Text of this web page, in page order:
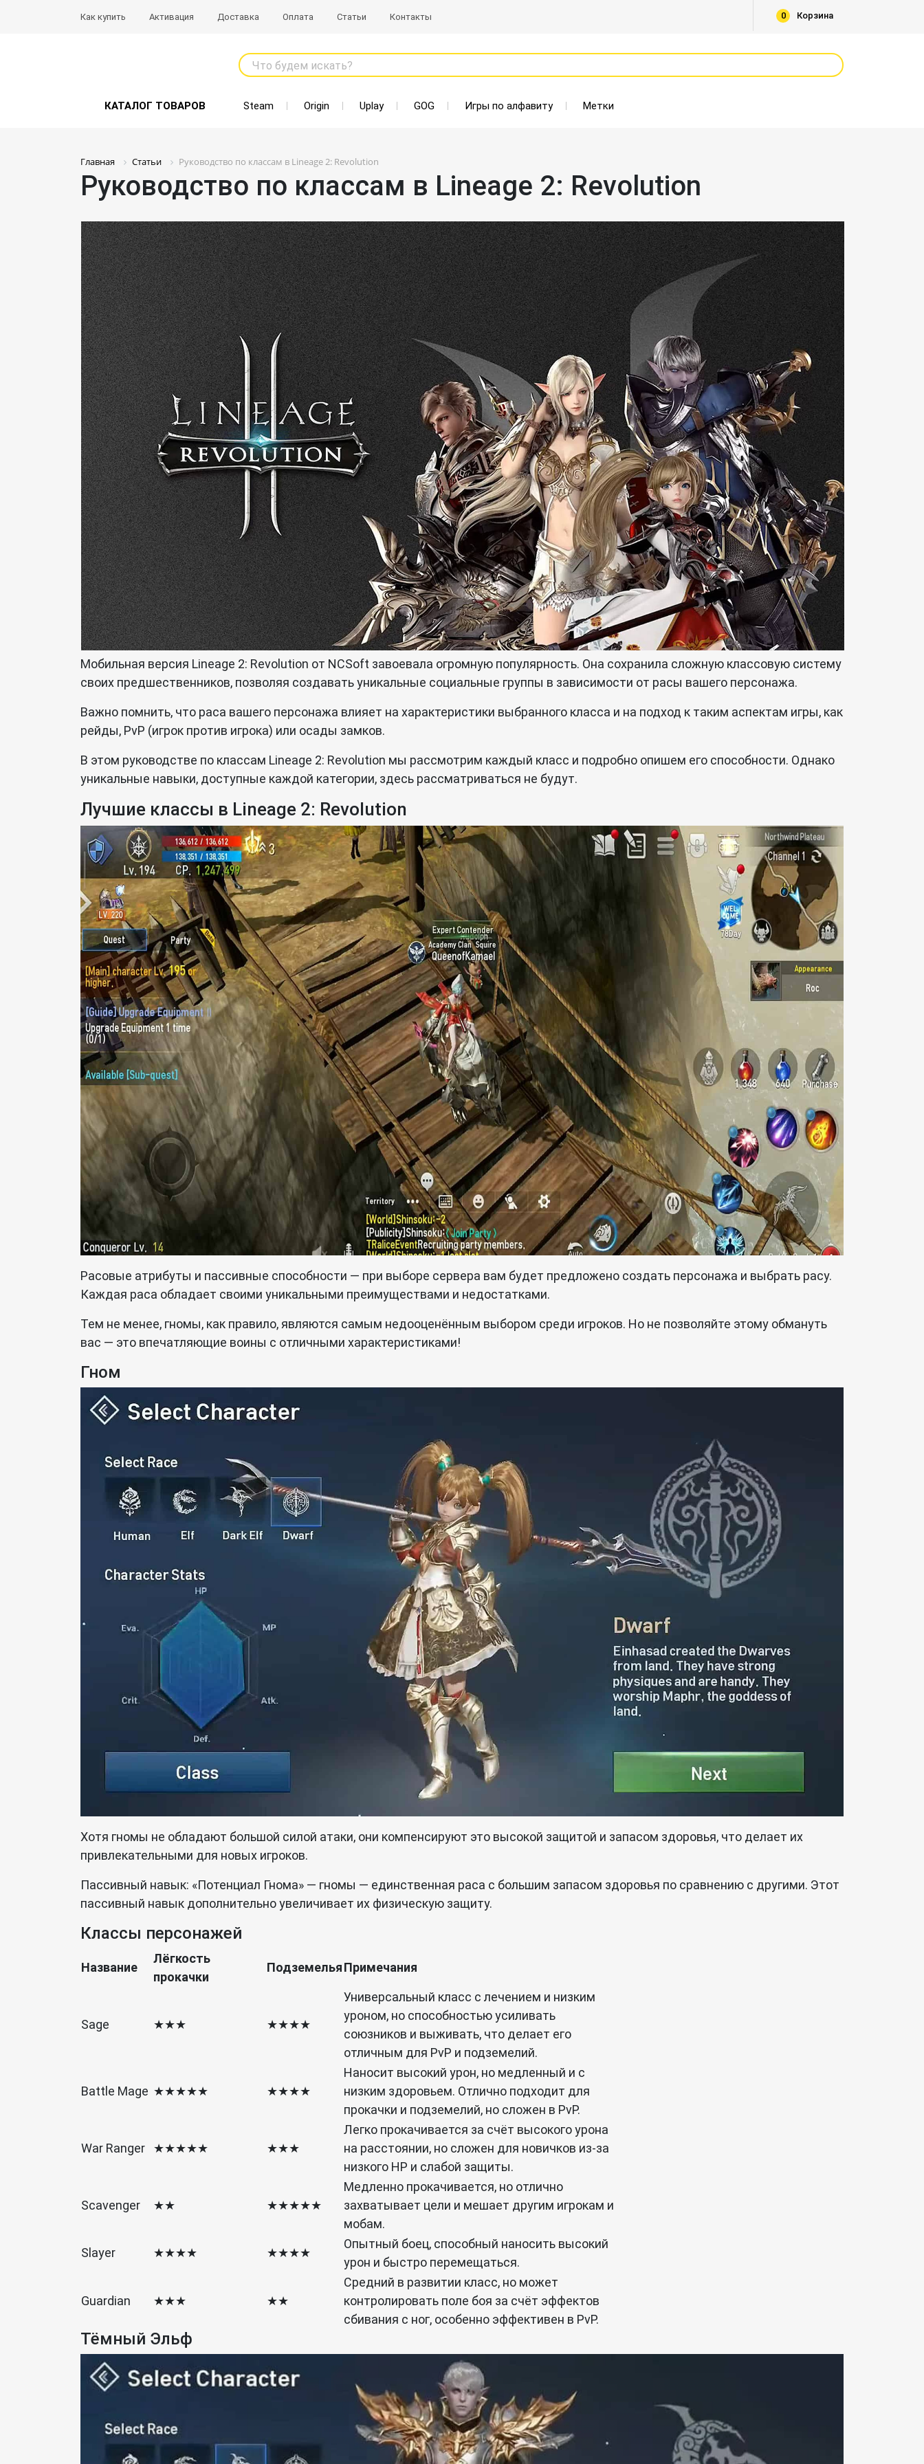
Как купить Активация Доставка Оплата Статьи Контакты Корзина
0
Что будем искать?
КАТАЛОГ ТОВАРОВ Steam Origin Uplay GOG Игры по алфавиту Метки
Главная Статьи Руководство по классам в Lineage 2: Revolution
Руководство по классам в Lineage 2: Revolution
Мобильная версия Lineage 2: Revolution от NCSoft завоевала огромную популярность. Она сохранила сложную классовую систему
своих предшественников, позволяя создавать уникальные социальные группы в зависимости от расы вашего персонажа.
Важно помнить, что раса вашего персонажа влияет на характеристики выбранного класса и на подход к таким аспектам игры, как
рейды, PvP (игрок против игрока) или осады замков.
В этом руководстве по классам Lineage 2: Revolution мы рассмотрим каждый класс и подробно опишем его способности. Однако
уникальные навыки, доступные каждой категории, здесь рассматриваться не будут.
Лучшие классы в Lineage 2: Revolution
Расовые атрибуты и пассивные способности — при выборе сервера вам будет предложено создать персонажа и выбрать расу.
Каждая раса обладает своими уникальными преимуществами и недостатками.
Тем не менее, гномы, как правило, являются самым недооценённым выбором среди игроков. Но не позволяйте этому обмануть
вас — это впечатляющие воины с отличными характеристиками!
Гном
Хотя гномы не обладают большой силой атаки, они компенсируют это высокой защитой и запасом здоровья, что делает их
привлекательными для новых игроков.
Пассивный навык: «Потенциал Гнома» — гномы — единственная раса с большим запасом здоровья по сравнению с другими. Этот
пассивный навык дополнительно увеличивает их физическую защиту.
Классы персонажей
Название
Лёгкость
прокачки
ПодземельяПримечания
Sage ★★★ ★★★★
Универсальный класс с лечением и низким
уроном, но способностью усиливать
союзников и выживать, что делает его
отличным для PvP и подземелий.
Battle Mage ★★★★★ ★★★★
Наносит высокий урон, но медленный и с
низким здоровьем. Отлично подходит для
прокачки и подземелий, но сложен в PvP.
War Ranger ★★★★★ ★★★
Легко прокачивается за счёт высокого урона
на расстоянии, но сложен для новичков из-за
низкого HP и слабой защиты.
Scavenger ★★ ★★★★★
Медленно прокачивается, но отлично
захватывает цели и мешает другим игрокам и
мобам.
Slayer
★★★★ ★★★★
Опытный боец, способный наносить высокий
урон и быстро перемещаться.
Guardian ★★★ ★★
Средний в развитии класс, но может
контролировать поле боя за счёт эффектов
сбивания с ног, особенно эффективен в PvP.
Тёмный Эльф